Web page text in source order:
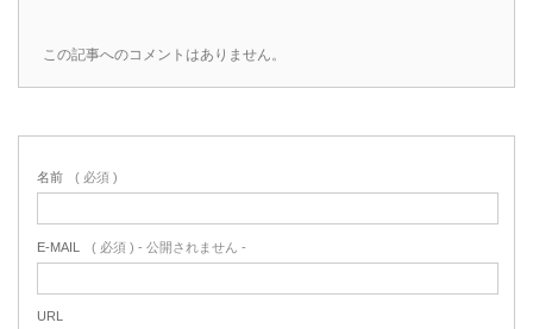
この記事へのコメントはありません。
名前 ( 必須 )
E-MAIL ( 必須 ) - 公開されません -
URL